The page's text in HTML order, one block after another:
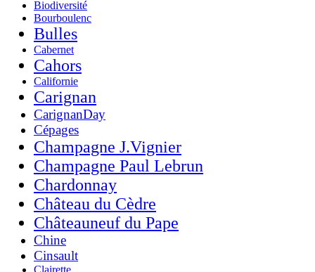
Biodiversité
Bourboulenc
Bulles
Cabernet
Cahors
Californie
Carignan
CarignanDay
Cépages
Champagne J.Vignier
Champagne Paul Lebrun
Chardonnay
Château du Cèdre
Châteauneuf du Pape
Chine
Cinsault
Clairette